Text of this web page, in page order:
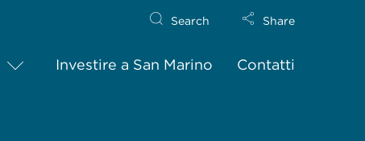
Investire a San Marino Contatti
Search Share